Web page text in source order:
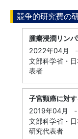
競争的研究費の
腫瘍浸潤リン
2022年04月
-
文部科学省・
表者
子宮頸癌に対
2019年04月
-
文部科学省・
研究代表者